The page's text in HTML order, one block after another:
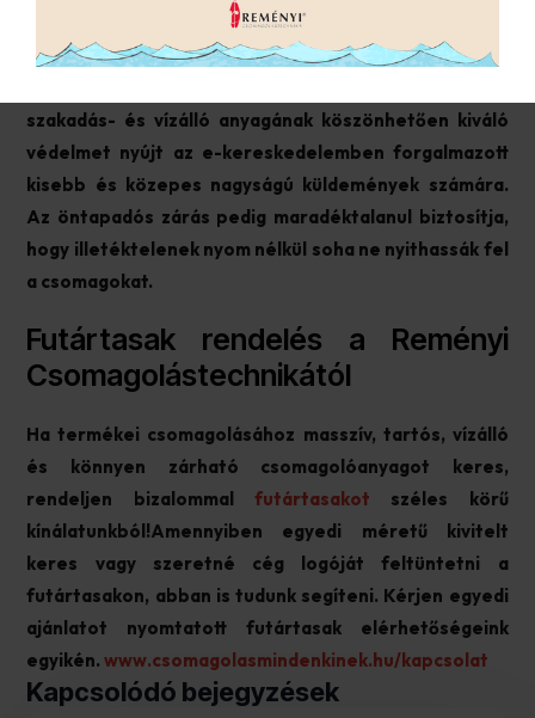
A futártasak egy biztonságos, praktikus és
költséghatékony csomagolóanyag, amely elsősorban
szakadás- és vízálló anyagának köszönhetően kiváló
védelmet nyújt az e-kereskedelemben forgalmazott
kisebb és közepes nagyságú küldemények számára.
Az öntapadós zárás pedig maradéktalanul biztosítja,
hogy illetéktelenek nyom nélkül soha ne nyithassák fel
a csomagokat.
Futártasak rendelés a Reményi
Csomagolástechnikától
Ha termékei csomagolásához masszív, tartós, vízálló
és könnyen zárható csomagolóanyagot keres,
rendeljen bizalommal futártasakot széles körű
kínálatunkból!Amennyiben egyedi méretű kivitelt
keres vagy szeretné cég logóját feltüntetni a
futártasakon, abban is tudunk segíteni. Kérjen egyedi
ajánlatot nyomtatott futártasak elérhetőségeink
egyikén.www.csomagolasmindenkinek.hu/kapcsolat
Kapcsolódó bejegyzések